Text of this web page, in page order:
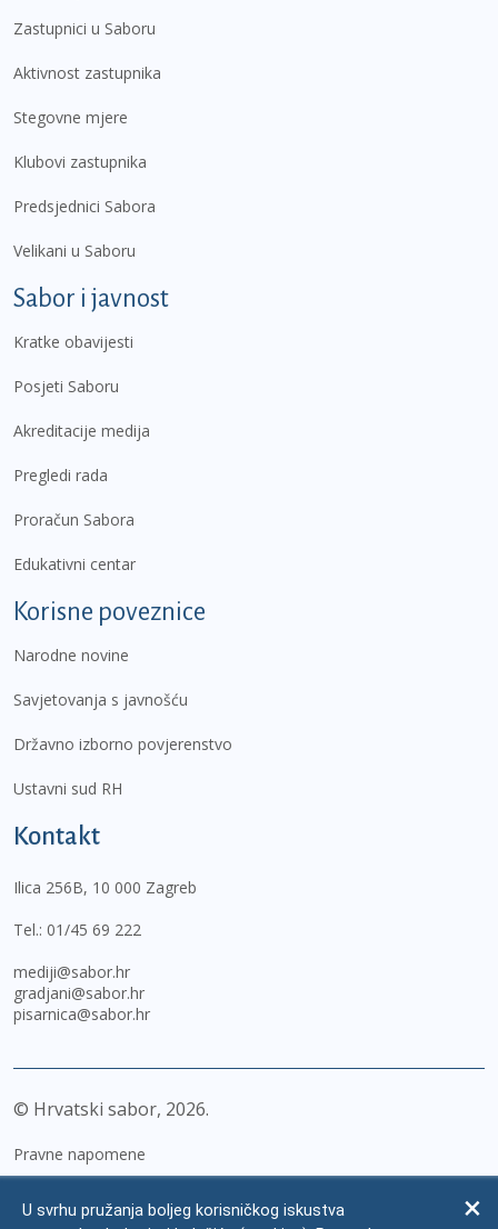
Zastupnici u Saboru
Aktivnost zastupnika
Stegovne mjere
Klubovi zastupnika
Predsjednici Sabora
Velikani u Saboru
Sabor i javnost
Kratke obavijesti
Posjeti Saboru
Akreditacije medija
Pregledi rada
Proračun Sabora
Edukativni centar
Korisne poveznice
Narodne novine
Savjetovanja s javnošću
Državno izborno povjerenstvo
Ustavni sud RH
Kontakt
Ilica 256B, 10 000 Zagreb
Tel.: 01/45 69 222
mediji@sabor.hr
gradjani@sabor.hr
pisarnica@sabor.hr
© Hrvatski sabor, 2026
Pravne napomene
U svrhu pružanja boljeg korisničkog iskustva